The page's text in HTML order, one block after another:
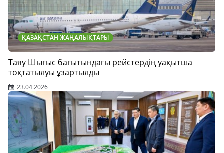
ҚАЗАҚСТАН ЖАҢАЛЫҚТАРЫ
Таяу Шығыс бағытындағы рейстердің уақытша
тоқтатылуы ұзартылды
23.04.2026